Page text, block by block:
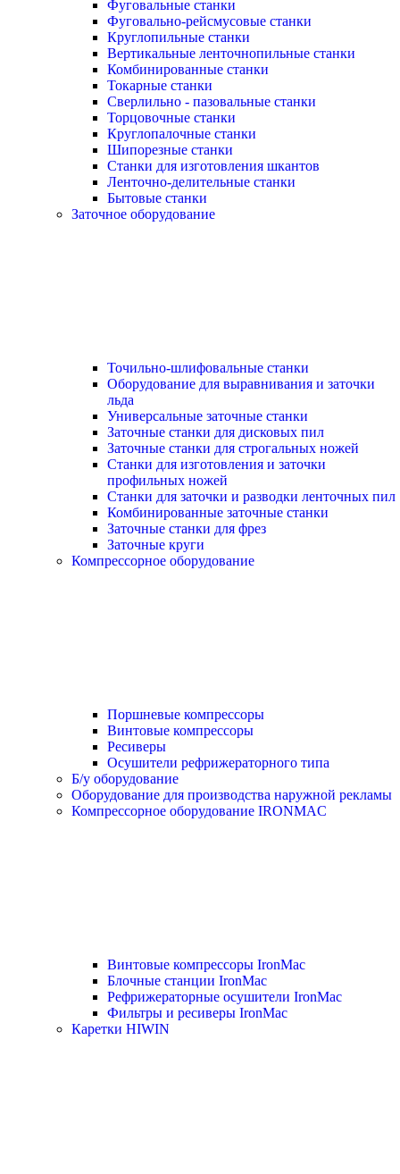
Фуговальные станки
Фуговально-рейсмусовые станки
Круглопильные станки
Вертикальные ленточнопильные станки
Комбинированные станки
Токарные станки
Сверлильно - пазовальные станки
Торцовочные станки
Круглопалочные станки
Шипорезные станки
Станки для изготовления шкантов
Ленточно-делительные станки
Бытовые станки
Заточное оборудование
Точильно-шлифовальные станки
Оборудование для выравнивания и заточки
льда
Универсальные заточные станки
Заточные станки для дисковых пил
Заточные станки для строгальных ножей
Станки для изготовления и заточки
профильных ножей
Станки для заточки и разводки ленточных пил
Комбинированные заточные станки
Заточные станки для фрез
Заточные круги
Компрессорное оборудование
Поршневые компрессоры
Винтовые компрессоры
Ресиверы
Осушители рефрижераторного типа
Б/у оборудование
Оборудование для производства наружной рекламы
Компрессорное оборудование IRONMAC
Винтовые компрессоры IronMac
Блочные станции IronMac
Рефрижераторные осушители IronMac
Фильтры и ресиверы IronMac
Каретки HIWIN